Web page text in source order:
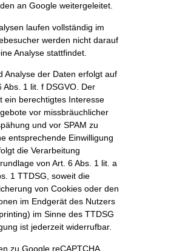
an Google weitergeleitet.
laufen vollständig im
werden nicht darauf
Analyse stattfindet.
Analyse der Daten erfolgt auf
Abs. 1 lit. f DSGVO. Der
ein berechtigtes Interesse
vor missbräuchlicher
und vor SPAM zu
entsprechende Einwilligung
die Verarbeitung
von Art. 6 Abs. 1 lit. a
1 TTDSG, soweit die
von Cookies oder den
im Endgerät des Nutzers
im Sinne des TTDSG
ist jederzeit widerrufbar.
zu Google reCAPTCHA